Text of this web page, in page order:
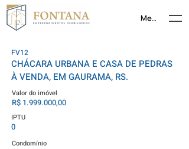
Menu
FV12
CHÁCARA URBANA E CASA DE PEDRAS
À VENDA, EM GAURAMA, RS.
Valor do imóvel
R$ 1.999.000,00
IPTU
0
Condomínio